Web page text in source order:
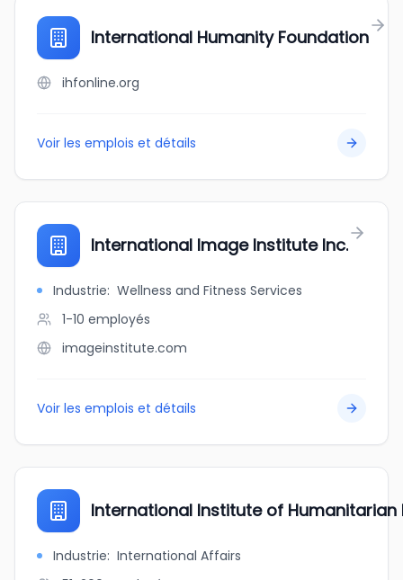
International Humanity Foundation
ihfonline.org
Voir les emplois et détails
International Image Institute Inc.
Industrie: Wellness and Fitness Services
1-10 employés
imageinstitute.com
Voir les emplois et détails
International Institute of Humanitarian
Industrie: International Affairs